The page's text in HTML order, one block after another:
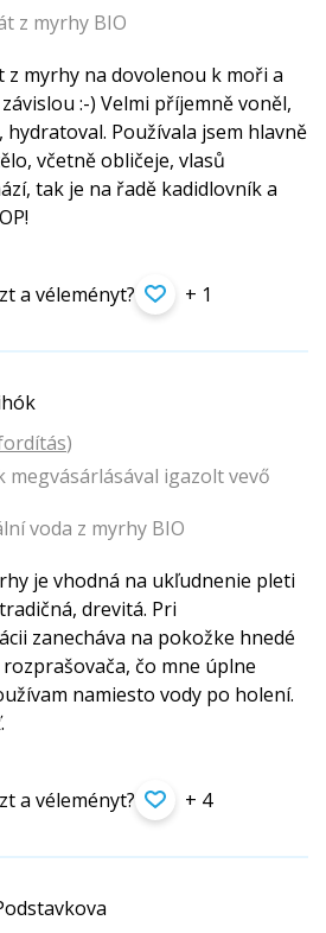
z myrhy BIO
z myrhy na dovolenou k moři a
:-) Velmi příjemně voněl,
Používala jsem hlavně
včetně obličeje, vlasů
tak je na řadě kadidlovník a
a véleményt? + 1
)
megvásárlásával igazolt vevő
voda z myrhy BIO
je vhodná na ukľudnenie pleti
drevitá. Pri
zanecháva na pokožke hnedé
čo mne úplne
namiesto vody po holení.
a véleményt? + 4